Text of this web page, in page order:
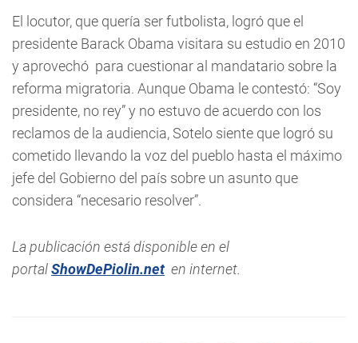
El locutor, que quería ser futbolista, logró que el
presidente Barack Obama visitara su estudio en 2010
y aprovechó para cuestionar al mandatario sobre la
reforma migratoria. Aunque Obama le contestó: “Soy
presidente, no rey” y no estuvo de acuerdo con los
reclamos de la audiencia, Sotelo siente que logró su
cometido llevando la voz del pueblo hasta el máximo
jefe del Gobierno del país sobre un asunto que
considera “necesario resolver”.
La publicación está disponible en el
portalShowDePiolin.neten internet.